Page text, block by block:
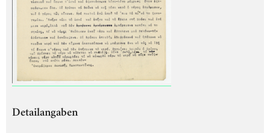
Detailangaben